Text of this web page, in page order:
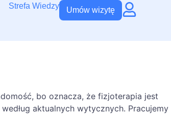
Strefa Wiedzy Umów wizytę
bo oznacza, że fizjoterapia jest
aktualnych wytycznych. Pracujemy